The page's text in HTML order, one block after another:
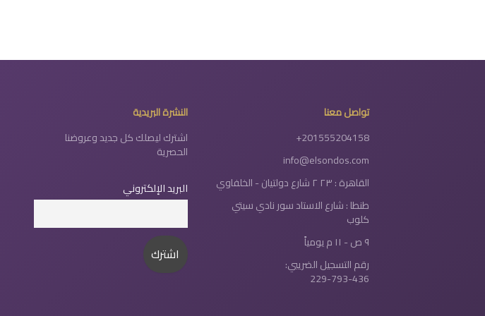
تواصل معنا
+201555204158
info@elsondos.com
القاهرة : ٢٣ ٢ شارع دولتيان - الخلفاوي
طنطا : شارع الاستاد سور نادي سيتي
كلوب
٩ ص - ١١ م يومياً
رقم التسجيل الضريبي:
229-793-436
النشرة البريدية
اشترك ليصلك كل جديد وعروضنا
الحصرية
البريد الإلكتروني